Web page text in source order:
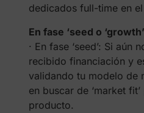
dedicados full-time en
En fase ‘seed o ‘growth’
· En fase ‘seed’: Si aún
recibido financiación y
validando tu modelo de
en buscar de ‘market
producto.